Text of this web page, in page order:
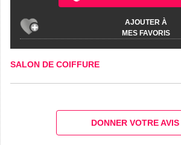
AJOUTER À
MES FAVORIS
SALON DE COIFFURE
DONNER VOTRE AVIS